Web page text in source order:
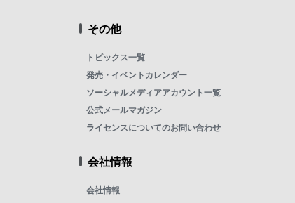
その他
トピックス一覧
発売・イベントカレンダー
ソーシャルメディアアカウント一覧
公式メールマガジン
ライセンスについてのお問い合わせ
会社情報
会社情報